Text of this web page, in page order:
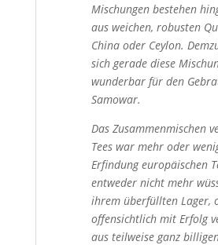
Mischungen bestehen
aus weichen, robusten
China oder Ceylon.
sich gerade diese
wunderbar für den
Samowar.
Das Zusammenmischen
Tees war mehr oder
Erfindung europäischen
entweder nicht mehr
ihrem überfüllten Lager,
offensichtlich mit Erfolg
aus teilweise ganz